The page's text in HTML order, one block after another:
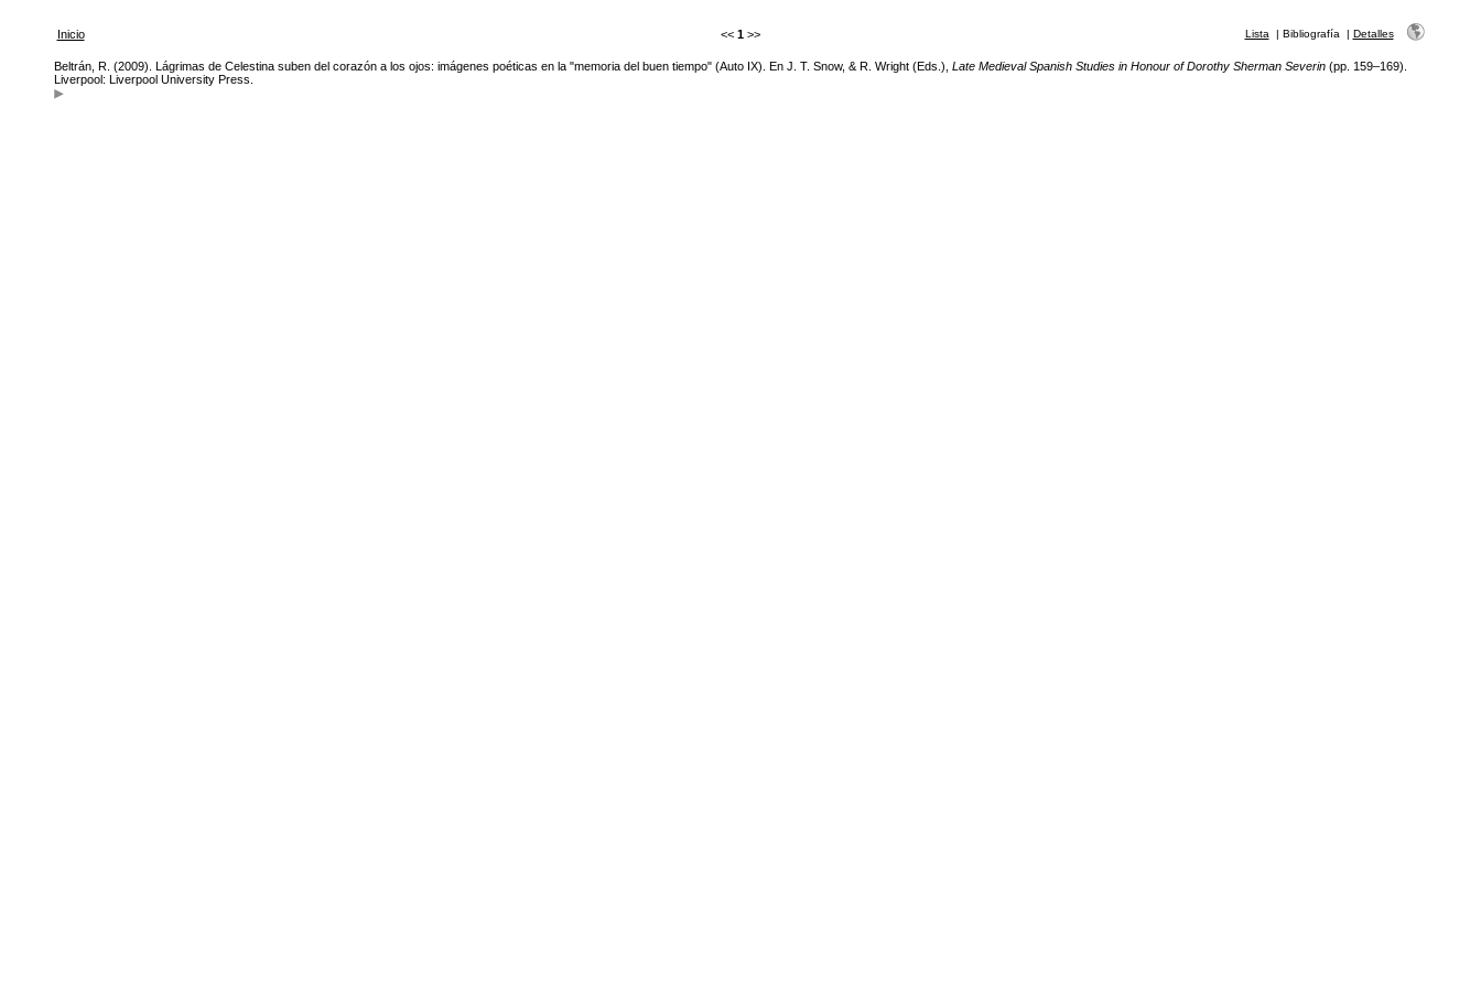
Inicio << 1 >> Lista | Bibliografía | Detalles
Beltrán, R. (2009). Lágrimas de Celestina suben del corazón a los ojos: imágenes poéticas en la "memoria del buen tiempo" (Auto IX). En J. T. Snow, & R. Wright (Eds.), Late Medieval Spanish Studies in Honour of Dorothy Sherman Severin(pp. 159–169).
Liverpool: Liverpool University Press.